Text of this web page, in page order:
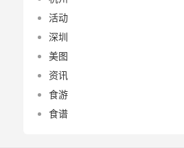
活动
深圳
美图
资讯
食游
食谱